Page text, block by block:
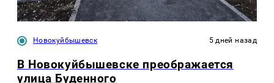
Новокуйбышевск 5 дней назад
В Новокуйбышевске преображается
улица Буденного